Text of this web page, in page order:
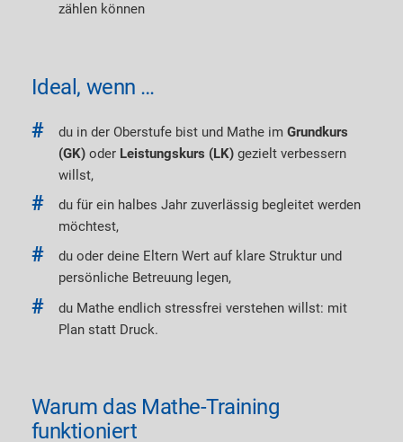
zählen können
Ideal, wenn …
du in der Oberstufe bist und Mathe imGrundkurs
(GK) oder Leistungskurs (LK) gezielt verbessern
willst,
du für ein halbes Jahr zuverlässig begleitet werden
möchtest,
du oder deine Eltern Wert auf klare Struktur und
persönliche Betreuung legen,
du Mathe endlich stressfrei verstehen willst: mit
Plan statt Druck.
Warum das Mathe-Training
funktioniert